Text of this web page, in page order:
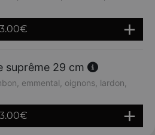
€
suprême 29 cm
emmental, oignons, lardon,
€